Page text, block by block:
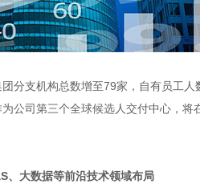
分支机构总数增至79家，自有员工
司第三个全球候选人交付中心，将
、大数据等前沿技术领域布局